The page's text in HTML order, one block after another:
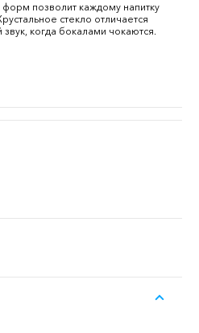
позволит каждому напитку
стекло отличается
когда бокалами чокаются.